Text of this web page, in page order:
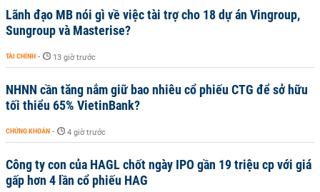
Lãnh đạo MB nói gì về việc tài trợ cho 18 dự án Vingroup,
Sungroup và Masterise?
TÀI CHÍNH - 13 giờ trước
NHNN cần tăng nắm giữ bao nhiêu cổ phiếu CTG để sở hữu
tối thiểu 65% VietinBank?
CHỨNG KHOÁN - 4 giờ trước
Công ty con của HAGL chốt ngày IPO gần 19 triệu cp với giá
gấp hơn 4 lần cổ phiếu HAG